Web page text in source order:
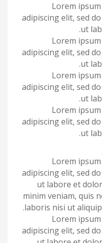
Lorem
adipiscing elit, sed
ut
Lorem
adipiscing elit, sed
ut
Lorem
adipiscing elit, sed
ut
Lorem
adipiscing elit, sed
ut
Lorem
adipiscing elit, sed
ut labore et
minim veniam, quis
laboris nisi ut
Lorem
adipiscing elit, sed